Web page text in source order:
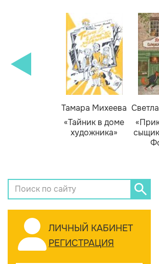
Тамара Михеева
«Тайник в доме
художника»
ЛИЧНЫЙ КАБИНЕТ
РЕГИСТРАЦИЯ